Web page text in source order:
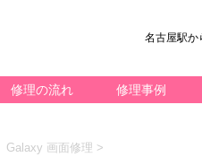
名古屋駅か
修理の流れ 修理事例
Galaxy 画面修理 >